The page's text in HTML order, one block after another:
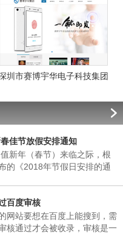
圳市赛博宇华电子科技集团
佳节放假安排通知
新年（春节）来临之际，根
的《2018年节假日安排的通
间：为02月06日至02月25
天)正常上班。 二、各部门接
值班工作，并将各部门值班表
百度审核
网站要想在百度上能搜到，需
核通过才会被收录，审核是一